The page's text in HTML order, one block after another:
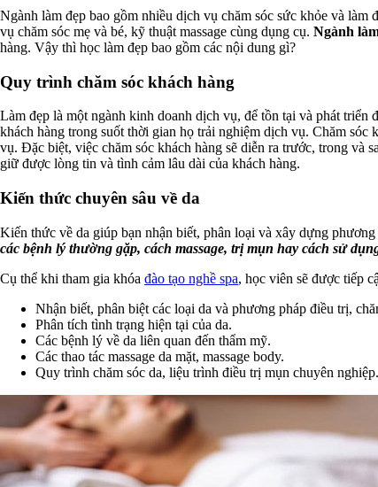
Ngành làm đẹp bao gồm nhiều dịch vụ chăm sóc sức khỏe và
vụ chăm sóc mẹ và bé, kỹ thuật massage cùng dụng cụ. Ngành
hàng. Vậy thì học làm đẹp bao gồm các nội dung gì?
Quy trình chăm sóc khách hàng
Làm đẹp là một ngành kinh doanh dịch vụ, để tồn tại và phát
khách hàng trong suốt thời gian họ trải nghiệm dịch vụ. Chăm
vụ. Đặc biệt, việc chăm sóc khách hàng sẽ diễn ra trước, trong và
giữ được lòng tin và tình cảm lâu dài của khách hàng.
Kiến thức chuyên sâu về da
Kiến thức về da giúp bạn nhận biết, phân loại và xây dựng
các bệnh lý thường gặp, cách massage, trị mụn hay cách sử
Cụ thể khi tham gia khóa đào tạo nghề spa, học viên sẽ được tiếp
Nhận biết, phân biệt các loại da và phương pháp điều trị,
Phân tích tình trạng hiện tại của da.
Các bệnh lý về da liên quan đến thẩm mỹ.
Các thao tác massage da mặt, massage body.
Quy trình chăm sóc da, liệu trình điều trị mụn chuyên nghiệp.